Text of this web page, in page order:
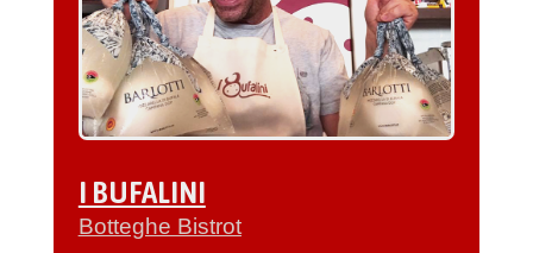
I BUFALINI
Botteghe Bistrot